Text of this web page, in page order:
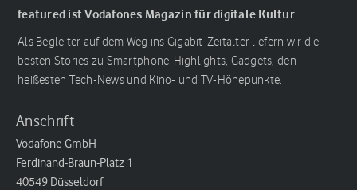
featured ist Vodafones Magazin für digitale Kultur
Als Begleiter auf dem Weg ins Gigabit-Zeitalter liefern wir die
besten Stories zu Smartphone-Highlights, Gadgets, den
heißesten Tech-News und Kino- und TV-Höhepunkte.
Anschrift
Vodafone GmbH
Ferdinand-Braun-Platz 1
40549 Düsseldorf